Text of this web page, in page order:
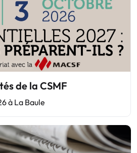
de la CSMF
à La Baule